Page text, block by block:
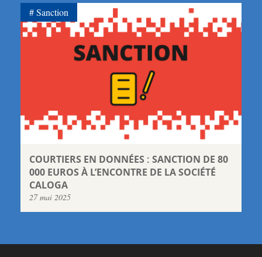
COURTIERS EN DONNÉES : SANCTION DE 80
000 EUROS À L’ENCONTRE DE LA SOCIÉTÉ
CALOGA
27 mai 2025
Sanction